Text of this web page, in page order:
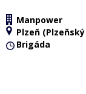
Manpower
Plzeň
Brigáda